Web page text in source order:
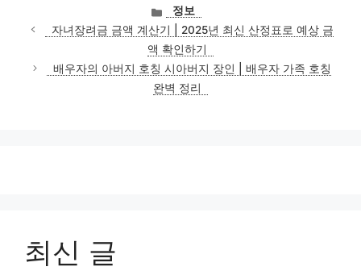
카
테
고
리
정보
자녀장려금 금액 계산기 | 2025년 최신 산정표로 예상 금
액 확인하기
배우자의 아버지 호칭 시아버지 장인 | 배우자 가족 호칭
완벽 정리
최신 글